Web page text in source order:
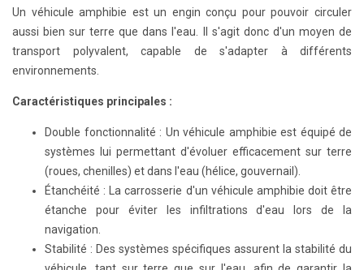
Un véhicule amphibie est un engin conçu pour pouvoir circuler
aussi bien sur terre que dans l'eau. Il s'agit donc d'un moyen de
transport polyvalent, capable de s'adapter à différents
environnements.
Caractéristiques principales :
Double fonctionnalité : Un véhicule amphibie est équipé de
systèmes lui permettant d'évoluer efficacement sur terre
(roues, chenilles) et dans l'eau (hélice, gouvernail).
Étanchéité : La carrosserie d'un véhicule amphibie doit être
étanche pour éviter les infiltrations d'eau lors de la
navigation.
Stabilité : Des systèmes spécifiques assurent la stabilité du